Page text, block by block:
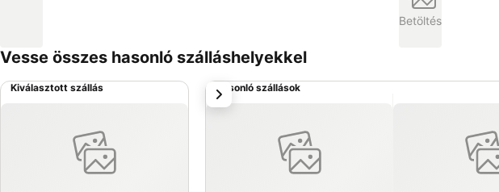
Betöltés
Vesse összes hasonló szálláshelyekkel
Kiválasztott szállás Hasonló szállások
következő